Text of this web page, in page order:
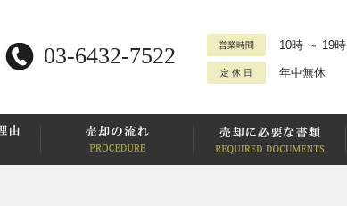
03-6432-7522 営業時間 10時 ～ 19時
定 休 日 年中無休